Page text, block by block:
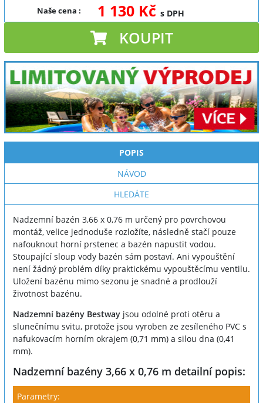
Naše cena : 1 130 Kč s DPH
KOUPIT
POPIS
NÁVOD
HLEDÁTE
Nadzemní bazén 3,66 x 0,76 m určený pro povrchovou
montáž, velice jednoduše rozložíte, následně stačí pouze
nafouknout horní prstenec a bazén napustit vodou.
Stoupající sloup vody bazén sám postaví. Ani vypouštění
není žádný problém díky praktickému vypouštěcímu ventilu.
Uložení bazénu mimo sezonu je snadné a prodlouží
životnost bazénu.
Nadzemní bazény Bestway jsou odolné proti otěru a
slunečnímu svitu, protože jsou vyroben ze zesíleného PVC s
nafukovacím horním okrajem (0,71 mm) a silou dna (0,41
mm).
Nadzemní bazény 3,66 x 0,76 m detailní popis:
Parametry: